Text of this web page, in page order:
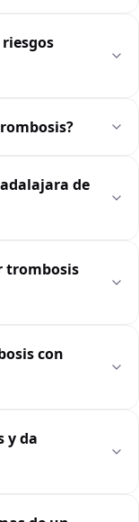
de
trombosis
con
y da